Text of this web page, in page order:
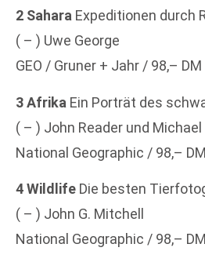
2 Sahara Expeditionen durch
( – ) Uwe George
GEO / Gruner + Jahr / 98,– DM
3 Afrika Ein Porträt des
( – ) John Reader und Michael
National Geographic / 98,– DM
4 Wildlife Die besten
( – ) John G. Mitchell
National Geographic / 98,– DM